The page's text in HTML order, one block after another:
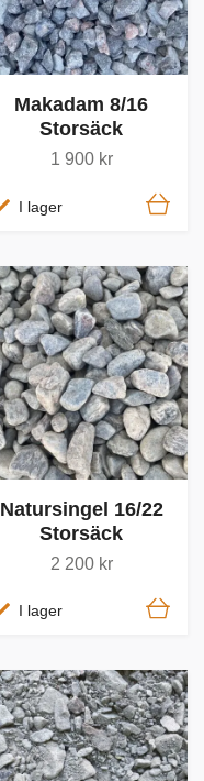
Makadam 8/16
Storsäck
1 900 kr
I lager
Natursingel 16/22
Storsäck
2 200 kr
I lager